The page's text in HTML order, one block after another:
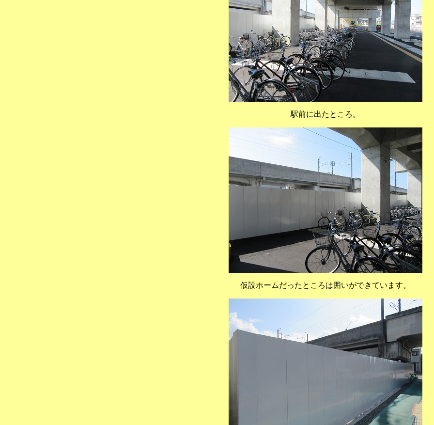
駅前に出たところ。
仮設ホームだったところは囲いができています。